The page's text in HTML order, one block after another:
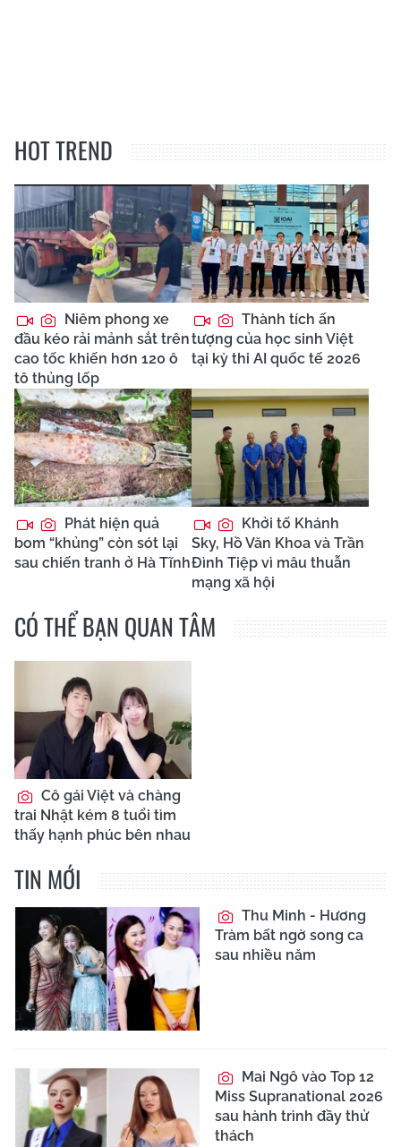
HOT TREND
Niêm phong xe
đầu kéo rải mảnh sắt trên
cao tốc khiến hơn 120 ô
tô thủng lốp
Thành tích ấn
tượng của học sinh Việt
tại kỳ thi AI quốc tế 2026
Phát hiện quả
bom “khủng” còn sót lại
sau chiến tranh ở Hà Tĩnh
Khởi tố Khánh
Sky, Hồ Văn Khoa và Trần
Đình Tiệp vì mâu thuẫn
mạng xã hội
CÓ THỂ BẠN QUAN TÂM
Cô gái Việt và chàng
trai Nhật kém 8 tuổi tìm
thấy hạnh phúc bên nhau
TIN MỚI
Thu Minh - Hương
Tràm bất ngờ song ca
sau nhiều năm
Mai Ngô vào Top 12
Miss Supranational 2026
sau hành trình đầy thử
thách